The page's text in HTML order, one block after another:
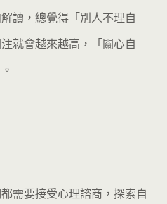
讀，總覺得「別人不理自
就會越來越高，「關心自
需要接受心理諮商，探索自